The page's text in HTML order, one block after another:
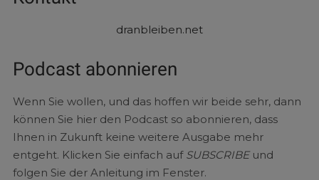
dranbleiben.net
Podcast abonnieren
Wenn Sie wollen, und das hoffen wir beide sehr, dann
können Sie hier den Podcast so abonnieren, dass
Ihnen in Zukunft keine weitere Ausgabe mehr
entgeht. Klicken Sie einfach auf SUBSCRIBEund
folgen Sie der Anleitung im Fenster.